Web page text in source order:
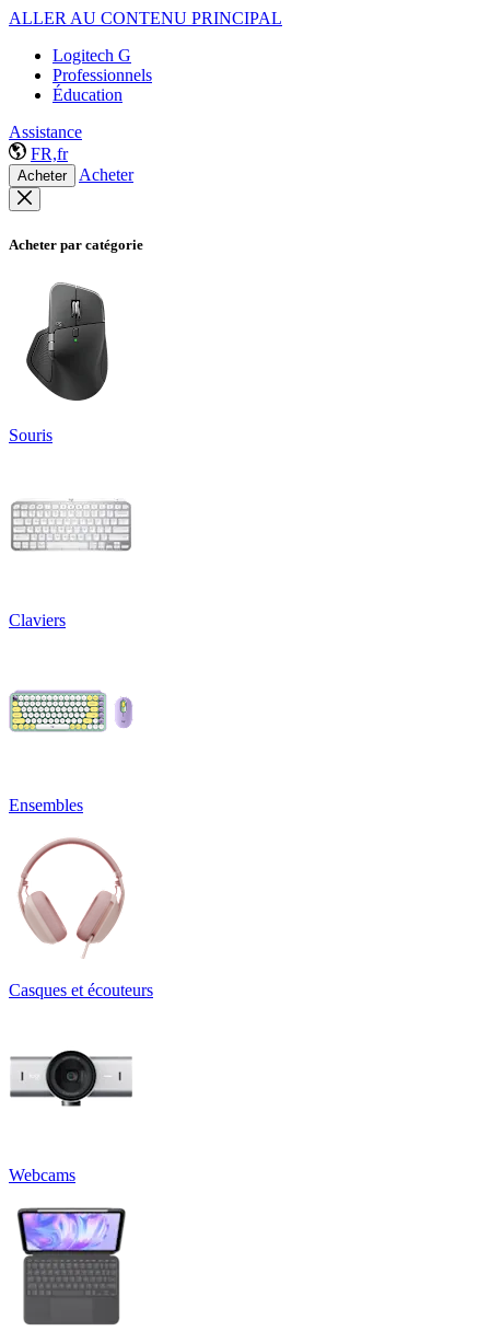
ALLER AU CONTENU PRINCIPAL
Logitech G
Professionnels
Éducation
Assistance
FR,fr
Acheter Acheter
Acheter par catégorie
Souris
Claviers
Ensembles
Casques et écouteurs
Webcams